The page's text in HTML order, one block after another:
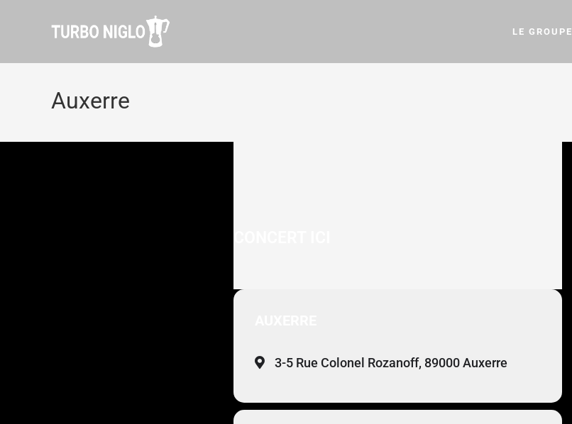
LE GROUPE
Auxerre
3-5 Rue Colonel Rozanoff, 89000 Auxerre